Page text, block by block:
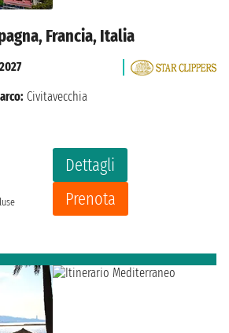
Francia, Italia
Dettagli
Prenota
Civitavecchia